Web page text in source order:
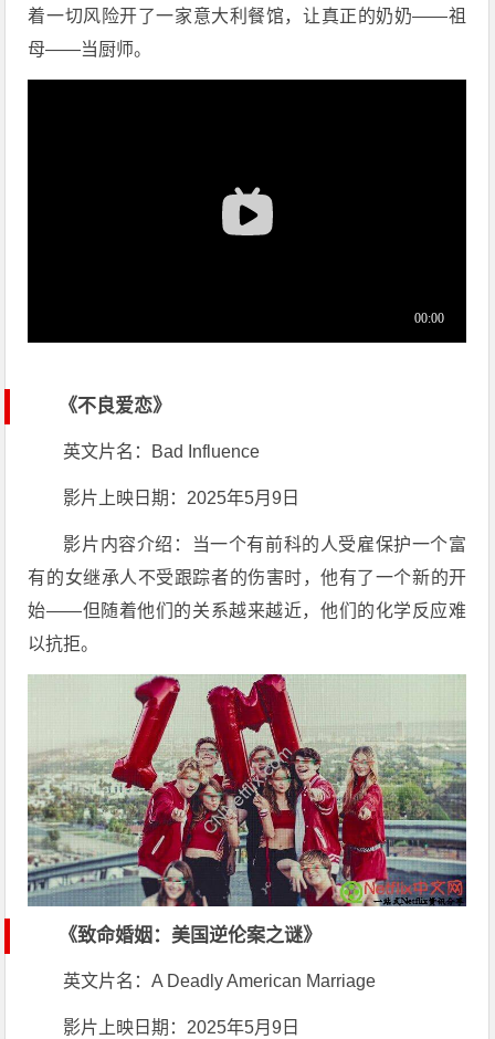
着一切风险开了一家意大利餐馆，让真正的奶奶——祖
母——当厨师。
《不良爱恋》
英文片名：Bad Influence
影片上映日期：2025年5月9日
影片内容介绍：当一个有前科的人受雇保护一个富
有的女继承人不受跟踪者的伤害时，他有了一个新的开
始——但随着他们的关系越来越近，他们的化学反应难
以抗拒。
《致命婚姻：美国逆伦案之谜》
英文片名：A Deadly American Marriage
影片上映日期：2025年5月9日